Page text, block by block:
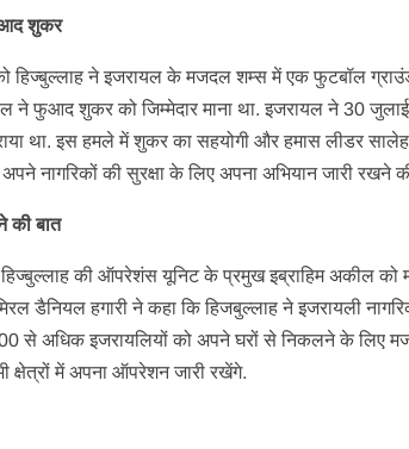
शुकर
हिज्बुल्लाह ने इजरायल के मजदल शम्स में एक फुटबॉल
ने फुआद शुकर को जिम्मेदार माना था. इजरायल ने 30
था. इस हमले में शुकर का सहयोगी और हमास लीडर
नागरिकों की सुरक्षा के लिए अपना अभियान जारी रखने
की बात
हिज्बुल्लाह की ऑपरेशंस यूनिट के प्रमुख इब्राहिम अकील
डैनियल हगारी ने कहा कि हिजबुल्लाह ने इजरायली
से अधिक इजरायलियों को अपने घरों से निकलने के लिए
क्षेत्रों में अपना ऑपरेशन जारी रखेंगे.